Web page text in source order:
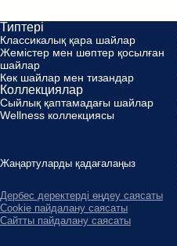
Жаңартуларды қадағалаңыз
Типтері
Классикалық қара шайлар
Жемістер мен шөптер қосылған
шайлар
Көк шайлар мен тизандар
Коллекциялар
Сыйлық қаптамадағы шайлар
Wellness коллекциясы
Дербес деректерді өңдеу саясаты
Cookie пайдалану саясаты
Сайтты пайдалану саясаты